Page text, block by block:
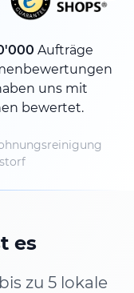
Aufträge
uns mit
bewertet.
es
zu 5 lokale